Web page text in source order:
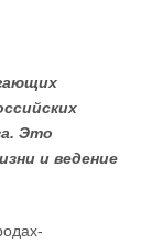
Это
и ведение